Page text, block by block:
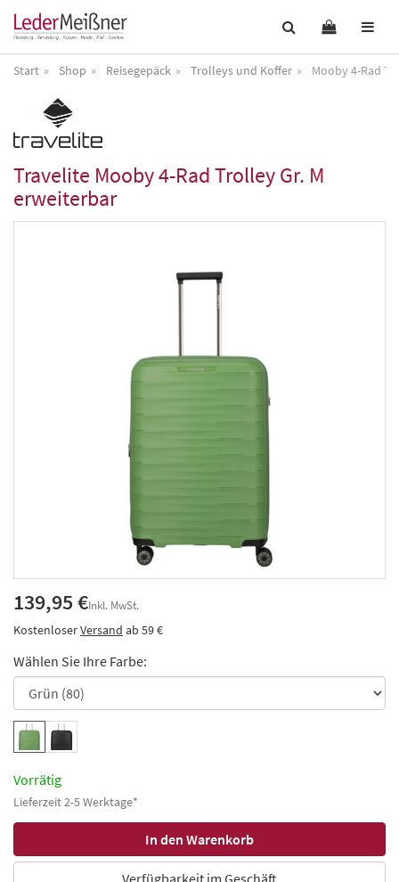
Start Shop Reisegepäck Trolleys und Koffer Mooby 4-Rad
Travelite Mooby 4-Rad Trolley Gr. M
erweiterbar
139,95 €Inkl. MwSt.
KostenloserVersand ab 59 €
Wählen Sie Ihre Farbe:
Vorrätig
Lieferzeit 2-5 Werktage*
Verfügbarkeit im Geschäft